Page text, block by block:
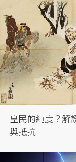
皇民的純度？解
與抵抗